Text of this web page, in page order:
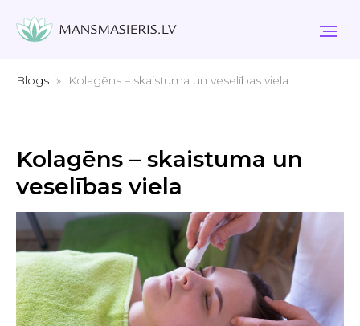
Blogs Kolagēns – skaistuma un veselības viela
Kolagēns – skaistuma un
veselības viela